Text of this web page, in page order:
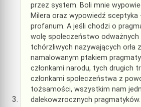
przez system. Boli mnie
Milera oraz wypowiedź sceptyka
profanum. A jeśli chodzi o
wolę społeczeństwo odważnych
tchórzliwych nazywających orła
namalowanym ptakiem
członkami narodu, tych drugich
członkami społeczeństwa z
tożsamości, wszystkim nam
dalekowzrocznych pragmatyków.